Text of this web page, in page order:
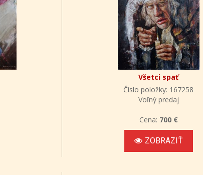
Všetci spať
Číslo položky: 167258
Voľný predaj
Cena: 700 €
ZOBRAZIŤ